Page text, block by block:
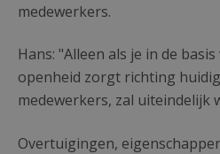
medewerkers.
Hans: "Alleen als je in de
openheid zorgt richting
medewerkers, zal uiteindelijk
Overtuigingen,